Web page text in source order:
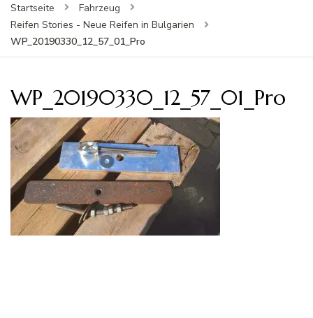
Startseite
Fahrzeug
Reifen Stories - Neue Reifen in Bulgarien
WP_20190330_12_57_01_Pro
WP_20190330_12_57_01_Pro